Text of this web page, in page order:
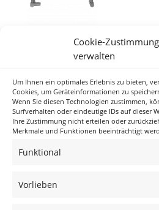
Cookie-Zustimmung
verwalten
Um Ihnen ein optimales Erlebnis zu bieten,
Cookies, um Geräteinformationen zu
Wenn Sie diesen Technologien zustimmen,
Surfverhalten oder eindeutige IDs auf dieser
Ihre Zustimmung nicht erteilen oder
Merkmale und Funktionen beeinträchtigt
Funktional
Vorlieben
Neueste Kommentare
Archiv
Keine Kategorien